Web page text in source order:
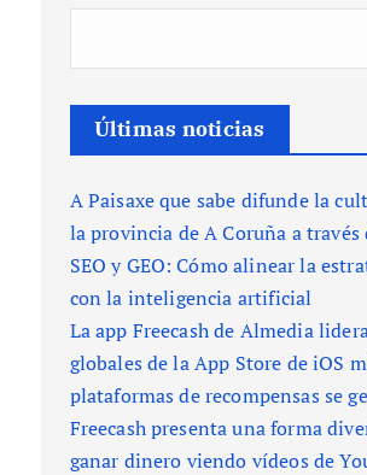
Últimas noticias
A Paisaxe que sabe difunde la
la provincia de A Coruña a
SEO y GEO: Cómo alinear la
con la inteligencia artificial
La app Freecash de Almedia
globales de la App Store de iOS
plataformas de recompensas se
Freecash presenta una forma
ganar dinero viendo vídeos de